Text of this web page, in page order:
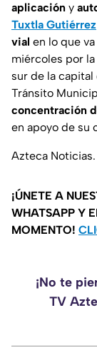
aplicación y
Tuxtla Gutiérrez
vial en lo que
miércoles por
sur de la
Tránsito
concentración
en apoyo de su
Azteca Noticias.
¡ÚNETE A
WHATSAPP Y
MOMENTO!
¡No te
TV